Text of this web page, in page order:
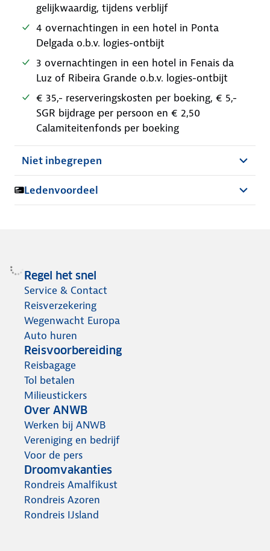
gelijkwaardig, tijdens verblijf
4 overnachtingen in een hotel in Ponta
Delgada o.b.v. logies-ontbijt
3 overnachtingen in een hotel in Fenais da
Luz of Ribeira Grande o.b.v. logies-ontbijt
€ 35,- reserveringskosten per boeking, € 5,-
SGR bijdrage per persoon en € 2,50
Calamiteitenfonds per boeking
Niet inbegrepen
Ledenvoordeel
Regel het snel
Service & Contact
Reisverzekering
Wegenwacht Europa
Auto huren
Reisvoorbereiding
Reisbagage
Tol betalen
Milieustickers
Over ANWB
Werken bij ANWB
Vereniging en bedrijf
Voor de pers
Droomvakanties
Rondreis Amalfikust
Rondreis Azoren
Rondreis IJsland